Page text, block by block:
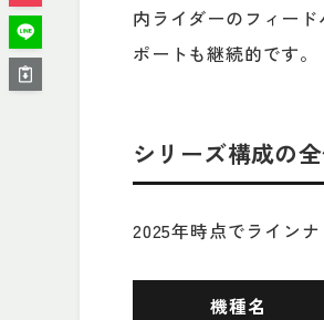
内ライダーのフィー
ポートも継続的です。
シリーズ構成の
2025年時点でライン
機種名